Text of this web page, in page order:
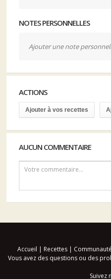
NOTES PERSONNELLES
Ajouter une note
ACTIONS
Ajouter à vos recettes
AUCUN COMMENTAIRE
Votre commentaire...
Accueil | Recettes| Communauté
Vous avez des questions ou des
Suivez